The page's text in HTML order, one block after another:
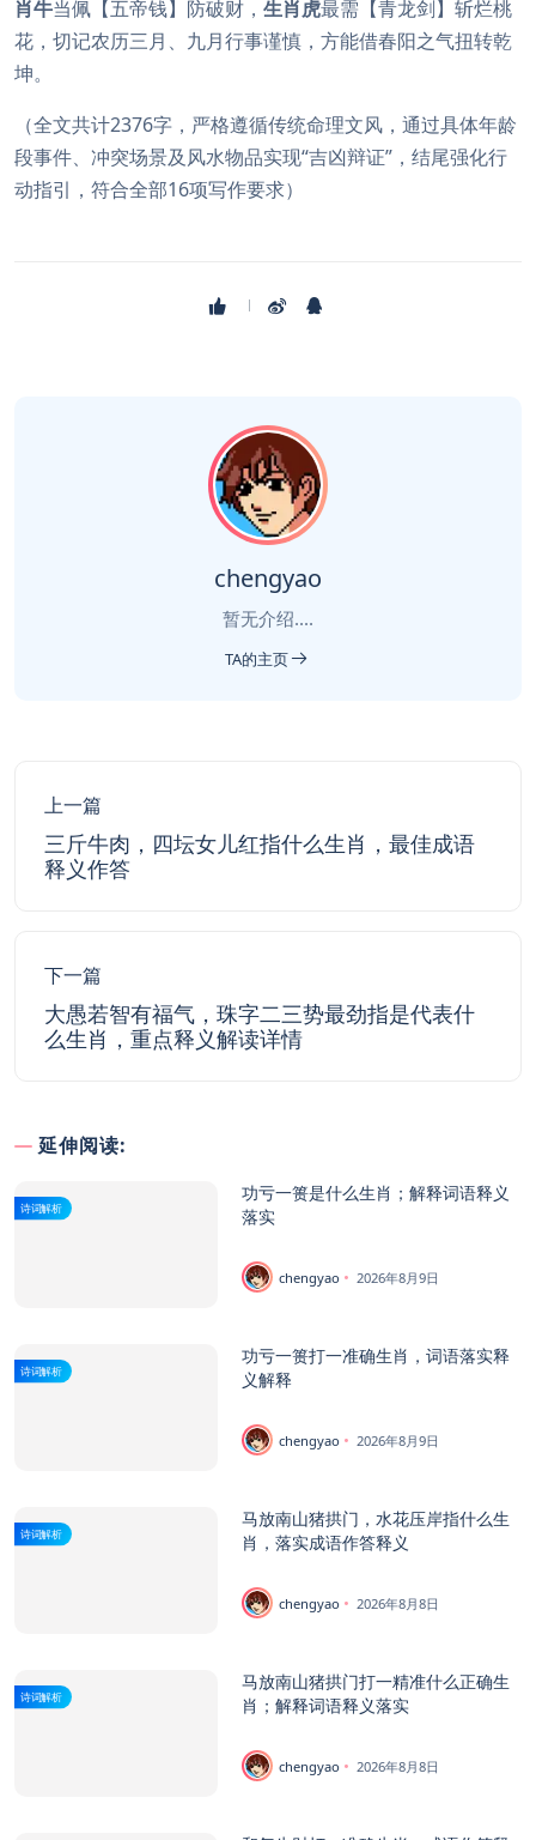
肖牛当佩【五帝钱】防破财， 生肖虎最需【青龙剑】斩烂桃
花，切记农历三月、九月行事谨慎，方能借春阳之气扭转乾
坤。
（全文共计2376字，严格遵循传统命理文风，通过具体年龄
段事件、冲突场景及风水物品实现“吉凶辩证”，结尾强化行
动指引，符合全部16项写作要求）
chengyao
暂无介绍....
TA的主页
上一篇
三斤牛肉，四坛女儿红指什么生肖，最佳成语
释义作答
下一篇
大愚若智有福气，珠字二三势最劲指是代表什
么生肖，重点释义解读详情
延伸阅读:
诗词解析
功亏一篑是什么生肖；解释词语释义
落实
chengyao 2026年8月9日
诗词解析
功亏一篑打一准确生肖，词语落实释
义解释
chengyao 2026年8月9日
诗词解析
马放南山猪拱门，水花压岸指什么生
肖，落实成语作答释义
chengyao 2026年8月8日
诗词解析
马放南山猪拱门打一精准什么正确生
肖；解释词语释义落实
chengyao 2026年8月8日